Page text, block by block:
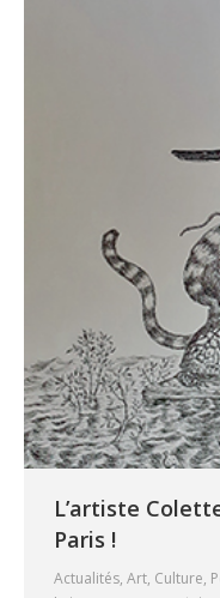
L’artiste
Paris !
Actualités, Art, Culture,